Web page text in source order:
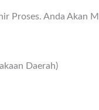
Proses. Anda Akan
Daerah)